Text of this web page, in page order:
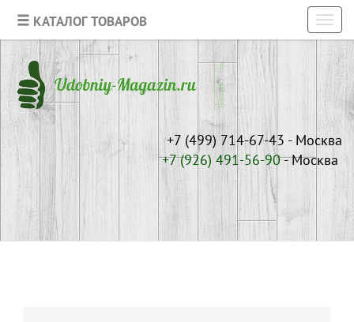
КАТАЛОГ ТОВАРОВ
+7 (499) 714-67-43 - Москва
+7 (926)491-56-90- Москва